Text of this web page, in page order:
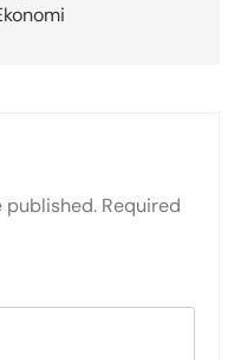
published. Required